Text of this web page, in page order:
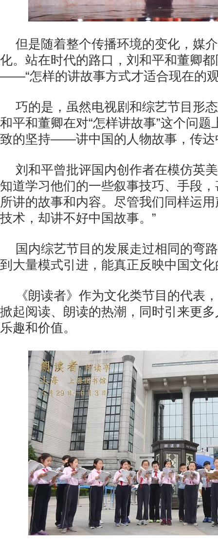
但是随着整个传播环境的变化，媒
化。站在时代的路口，刘和平和董卿
——“怎样的讲故事方式才适合现在的
巧的是，虽然电视剧和综艺节目形
和平和董卿在对“怎样讲故事”这个问题
致的坚持——讲中国的人物故事，传达
刘和平曾批评国内创作者在模仿英
知道学习他们的一些叙事技巧、手段
所讲的故事和内容。尽管我们同样运
技术，却讲不好中国故事。”
国内综艺节目的发展走过相同的弯
到大量模式引进，能真正反映中国文
《朗读者》作为文化类节目的代表
掀起阅读、朗读的热潮，同时引来更
乐趣和价值。